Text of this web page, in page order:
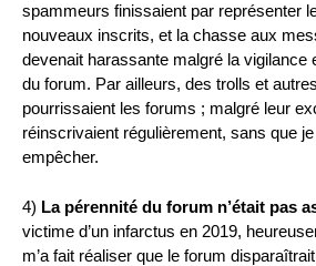
spammeurs finissaient par représenter
nouveaux inscrits, et la chasse aux
devenait harassante malgré la vigilance
du forum. Par ailleurs, des trolls et
pourrissaient les forums ; malgré leur
réinscrivaient régulièrement, sans que
empêcher.
4) La pérennité du forum n’était pas
victime d’un infarctus en 2019,
m’a fait réaliser que le forum